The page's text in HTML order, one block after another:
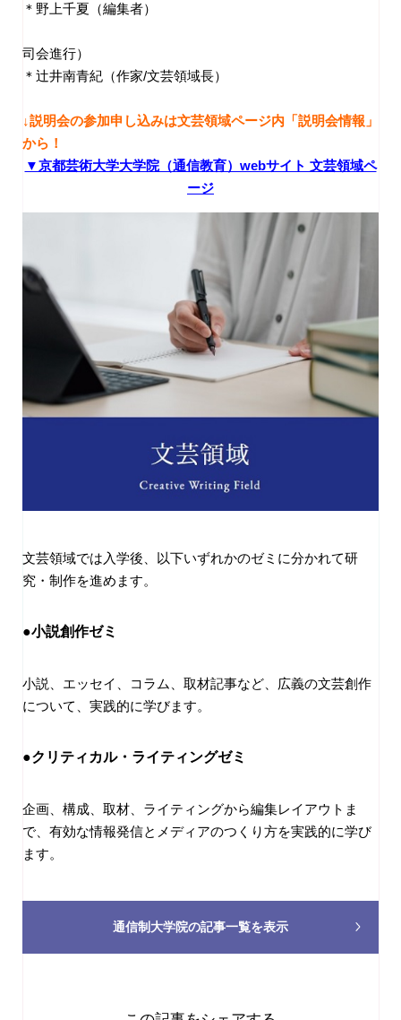
＊野上千夏（編集者）
司会進行）
＊辻井南青紀（作家/文芸領域長）
↓説明会の参加申し込みは文芸領域ページ内「説明会情報」
から！
▼京都芸術大学大学院（通信教育）webサイト 文芸領域ペ
ージ
文芸領域では入学後、以下いずれかのゼミに分かれて研
究・制作を進めます。
●小説創作ゼミ
小説、エッセイ、コラム、取材記事など、広義の文芸創作
について、実践的に学びます。
●クリティカル・ライティングゼミ
企画、構成、取材、ライティングから編集レイアウトま
で、有効な情報発信とメディアのつくり方を実践的に学び
ます。
通信制大学院の記事一覧を表示